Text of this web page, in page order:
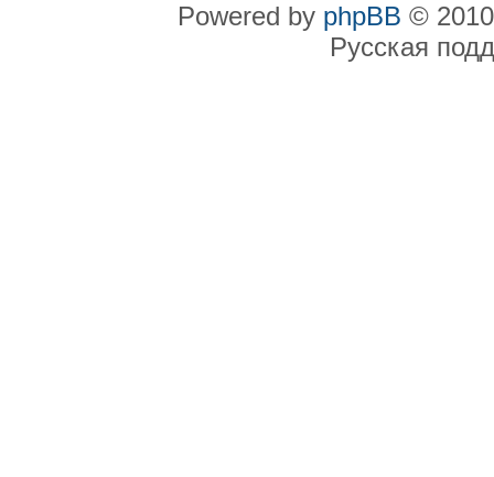
Powered by phpBB ©
Русская